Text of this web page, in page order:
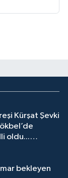
Kürşat Şevki
oldu...
bekleyen